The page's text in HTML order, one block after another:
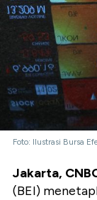
Foto: Ilustrasi Bursa
Jakarta,
(BEI)